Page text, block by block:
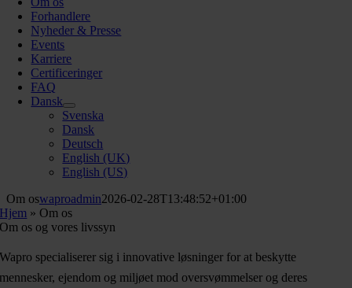
Forhandlere
Nyheder & Presse
Events
Karriere
Certificeringer
FAQ
Dansk
Svenska
Dansk
Deutsch
English (UK)
English (US)
Om oswaproadmin2026-02-28T13:48:52+01:00
Hjem » Om os
Om os og vores livssyn
Wapro specialiserer sig i innovative løsninger for at beskytte
mennesker, ejendom og miljøet mod oversvømmelser og deres